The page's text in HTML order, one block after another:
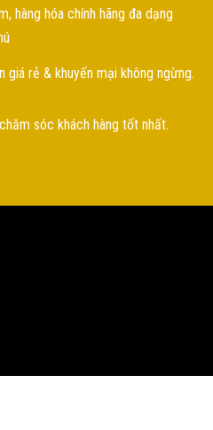
hàng hóa chính hãng đa dạng
giá rẻ & khuyến mại không ngừng.
sóc khách hàng tốt nhất.